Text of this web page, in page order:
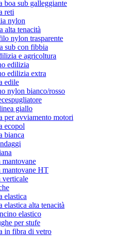
boa sub galleggiante
reti
nylon
alta tenacità
nylon trasparente
sub con fibbia
e agricoltura
edilizia
edilizia extra
edile
nylon bianco/rosso
giallo
per avviamento motori
ecopol
bianca
mantovane HT
verticale
elastica
elastica alta tenacità
elastico
per stufe
in fibra di vetro